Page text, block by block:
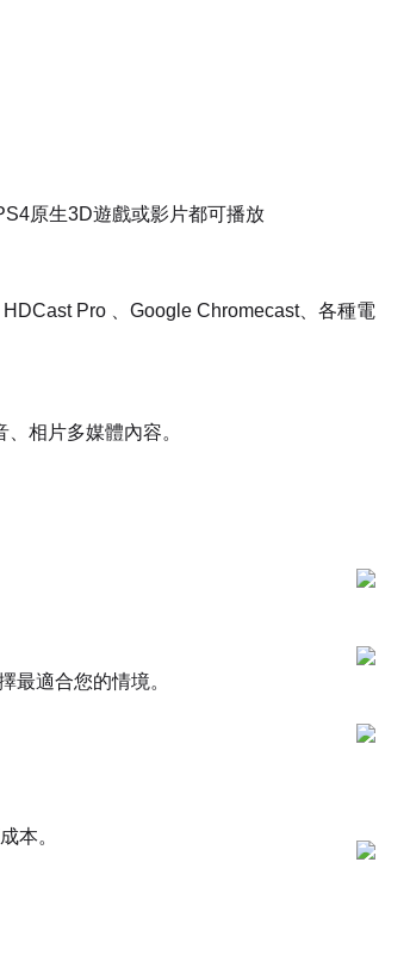
原生3D遊戲或影片都可播放
Pro 、Google Chromecast、各種電
相片多媒體內容。
最適合您的情境。
本。